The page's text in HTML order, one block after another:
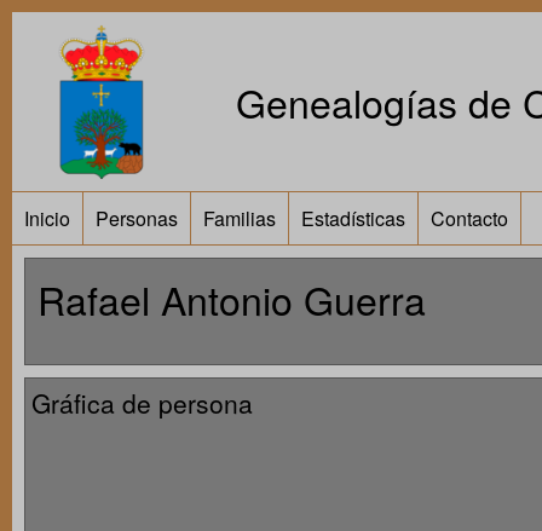
Genealogías de
Inicio Personas Familias Estadísticas Contacto
Rafael Antonio Guerra
Gráfica de persona